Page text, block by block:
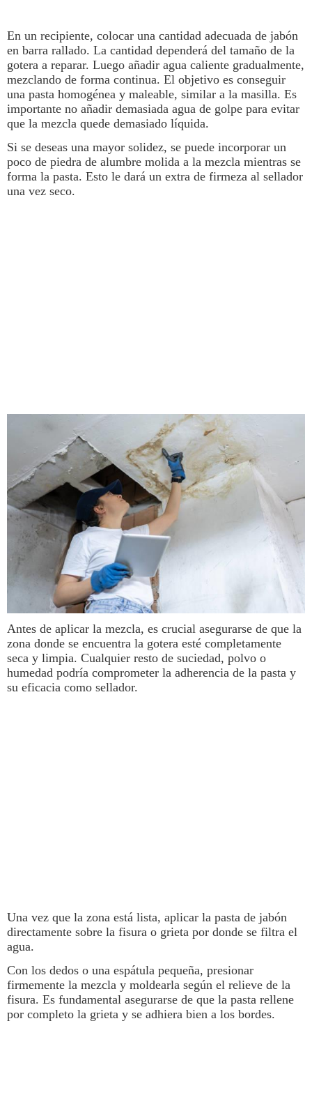
En un recipiente, colocar una cantidad adecuada de jabón
en barra rallado. La cantidad dependerá del tamaño de la
gotera a reparar. Luego añadir agua caliente gradualmente,
mezclando de forma continua. El objetivo es conseguir
una pasta homogénea y maleable, similar a la masilla. Es
importante no añadir demasiada agua de golpe para evitar
que la mezcla quede demasiado líquida.
Si se deseas una mayor solidez, se puede incorporar un
poco de piedra de alumbre molida a la mezcla mientras se
forma la pasta. Esto le dará un extra de firmeza al sellador
una vez seco.
Antes de aplicar la mezcla, es crucial asegurarse de que la
zona donde se encuentra la gotera esté completamente
seca y limpia. Cualquier resto de suciedad, polvo o
humedad podría comprometer la adherencia de la pasta y
su eficacia como sellador.
Una vez que la zona está lista, aplicar la pasta de jabón
directamente sobre la fisura o grieta por donde se filtra el
agua.
Con los dedos o una espátula pequeña, presionar
firmemente la mezcla y moldearla según el relieve de la
fisura. Es fundamental asegurarse de que la pasta rellene
por completo la grieta y se adhiera bien a los bordes.